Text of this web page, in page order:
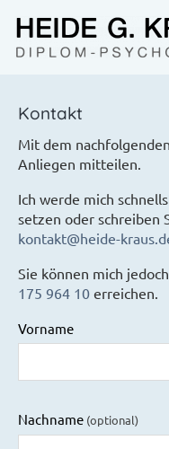
Kontakt
Mit dem
Anliegen mitteilen.
Ich werde mich
setzen oder schreiben
kontakt@heide-
Sie können mich
175 964 10 erreichen.
Vorname
Nachname (optional)